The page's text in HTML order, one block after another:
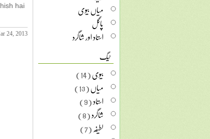
hai
24, 2013
میاں بیوی
پاگل
استاد اور شاگرد
ٹیگ
بیوی(14)
میاں(13)
استاد(9)
شاگرد(8)
لطیفہ(7)